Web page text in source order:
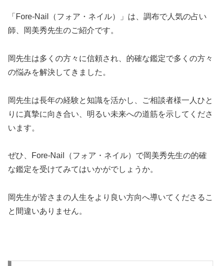
「Fore-Nail（フォア・ネイル）」は、調布で人気の占い
師、岡美秀先生のご紹介です。
岡先生は多くの方々に信頼され、的確な鑑定で多くの方々
の悩みを解決してきました。
岡先生は長年の経験と知識を活かし、ご相談者様一人ひと
りに真摯に向き合い、明るい未来への道筋を示してくださ
います。
ぜひ、Fore-Nail（フォア・ネイル）で岡美秀先生の的確
な鑑定を受けてみてはいかがでしょうか。
岡先生が皆さまの人生をより良い方向へ導いてくださるこ
と間違いありません。